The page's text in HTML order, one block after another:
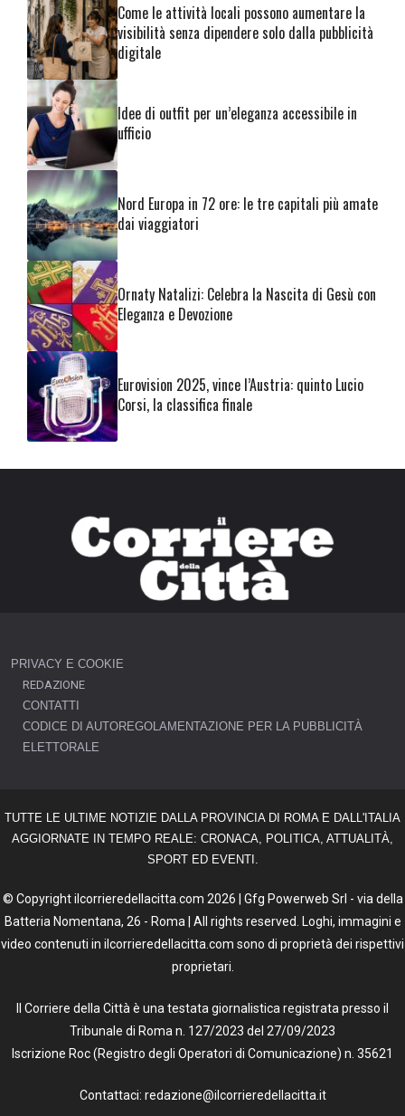
Come le attività locali possono aumentare la
visibilità senza dipendere solo dalla pubblicità
digitale
Idee di outfit per un’eleganza accessibile in
ufficio
Nord Europa in 72 ore: le tre capitali più amate
dai viaggiatori
Ornaty Natalizi: Celebra la Nascita di Gesù con
Eleganza e Devozione
Eurovision 2025, vince l’Austria: quinto Lucio
Corsi, la classifica finale
PRIVACY E COOKIE
REDAZIONE
CONTATTI
CODICE DI AUTOREGOLAMENTAZIONE PER LA PUBBLICITÀ
ELETTORALE
TUTTE LE ULTIME NOTIZIE DALLA PROVINCIA DI ROMA E DALL'ITALIA
AGGIORNATE IN TEMPO REALE: CRONACA, POLITICA, ATTUALITÀ,
SPORT ED EVENTI.
© Copyright ilcorrieredellacitta.com 2026 | Gfg Powerweb Srl - via della
Batteria Nomentana, 26 - Roma | All rights reserved. Loghi, immagini e
video contenuti in ilcorrieredellacitta.com sono di proprietà dei rispettivi
proprietari.
Il Corriere della Città è una testata giornalistica registrata presso il
Tribunale di Roma n. 127/2023 del 27/09/2023
Iscrizione Roc (Registro degli Operatori di Comunicazione) n. 35621
Contattaci: redazione@ilcorrieredellacitta.it